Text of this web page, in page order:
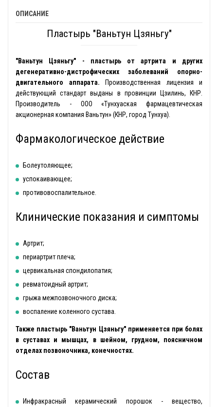
ОПИСАНИЕ
Пластырь "Ваньтун Цзяньгу"
"Ваньтун Цзяньгу" - пластырь от артрита и других
дегенеративно-дистрофических заболеваний опорно-
двигательного аппарата. Производственная лицензия и
действующий стандарт выданы в провинции Цзилинь, КНР.
Производитель - ООО «Тунхуаская фармацевтическая
акционерная компания Ваньтун» (КНР, город Тунхуа).
Фармакологическое действие
Болеутоляющее;
успокаивающее;
противовоспалительное.
Клинические показания и симптомы
Артрит;
периартрит плеча;
цервикальная спондилопатия;
ревматоидный артрит;
грыжа межпозвоночного диска;
воспаление коленного сустава.
Также пластырь "Ваньтун Цзяньгу" применяется при болях
в суставах и мышцах, в шейном, грудном, поясничном
отделах позвоночника, конечностях.
Состав
Инфракрасный керамический порошок - вещество,